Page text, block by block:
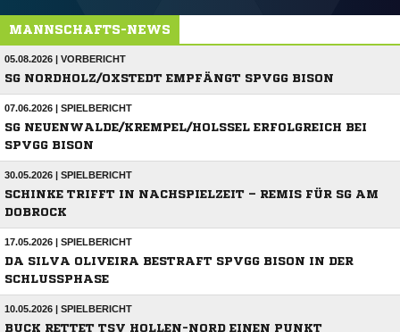
MANNSCHAFTS-NEWS
05.08.2026 | VORBERICHT
SG NORDHOLZ/OXSTEDT EMPFÄNGT SPVGG BISON
07.06.2026 | SPIELBERICHT
SG NEUENWALDE/KREMPEL/HOLSSEL ERFOLGREICH BEI S
PVGG BISON
30.05.2026 | SPIELBERICHT
SCHINKE TRIFFT IN NACHSPIELZEIT – REMIS FÜR SG AM
DOBROCK
17.05.2026 | SPIELBERICHT
DA SILVA OLIVEIRA BESTRAFT SPVGG BISON IN DER
SCHLUSSPHASE
10.05.2026 | SPIELBERICHT
BUCK RETTET TSV HOLLEN-NORD EINEN PUNKT